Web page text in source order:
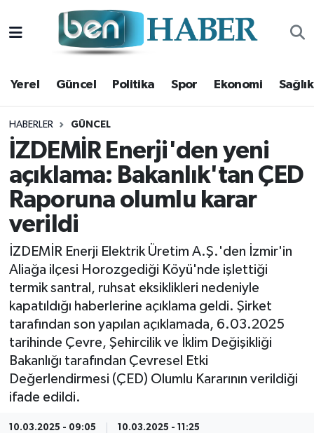
Yerel Güncel Politika Spor Ekonomi Sağlık
HABERLER GÜNCEL
İZDEMİR Enerji'den yeni
açıklama: Bakanlık'tan ÇED
Raporuna olumlu karar
verildi
İZDEMİR Enerji Elektrik Üretim A.Ş.'den İzmir'in
Aliağa ilçesi Horozgediği Köyü'nde işlettiği
termik santral, ruhsat eksiklikleri nedeniyle
kapatıldığı haberlerine açıklama geldi. Şirket
tarafından son yapılan açıklamada, 6.03.2025
tarihinde Çevre, Şehircilik ve İklim Değişikliği
Bakanlığı tarafından Çevresel Etki
Değerlendirmesi (ÇED) Olumlu Kararının verildiği
ifade edildi.
10.03.2025 - 09:05 10.03.2025 - 11:25
Yerel
Güncel
Politika
Spor
Ekonomi
Sağlık
Magazin
Kültür Sanat
Resmi Reklam
Röportajlar
Hava Durumu
Trafik Durumu
Süper Lig Puan Durumu ve Fikstür
Tüm Manşetler
Son Dakika Haberleri
Haber Arşivi